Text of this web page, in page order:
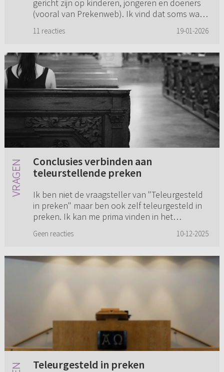
gericht zijn op kinderen, jongeren en doeners
(vooral van Prekenweb). Ik vind dat soms wat
11 reacties 19-01-2026
Conclusies verbinden aan
teleurstellende preken
Ik ben niet de vraagsteller van "Teleurgesteld
in preken" maar ben ook zelf teleurgesteld in
preken. Ik kan me prima vinden in het
(vervolg) vraag: welke c...
Geen reacties 10-12-2025
Teleurgesteld in preken